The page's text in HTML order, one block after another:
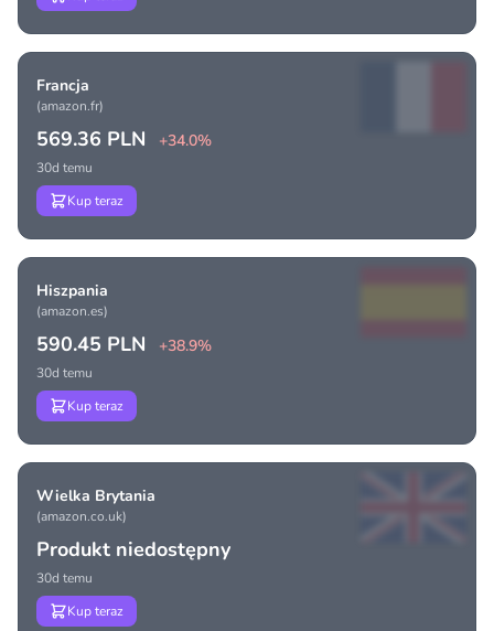
Francja
(amazon.fr)
569.36 PLN +34.0%
30d temu
Kup teraz
Hiszpania
(amazon.es)
590.45 PLN +38.9%
30d temu
Kup teraz
Wielka Brytania
(amazon.co.uk)
Produkt niedostępny
30d temu
Kup teraz